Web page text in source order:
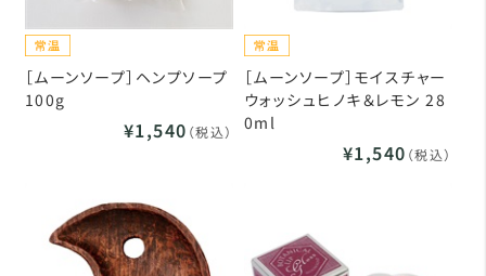
［ムーンソープ］ヘンプソープ
100g
¥1,540 （税込）
［ムーンソープ］モイスチャー
ウォッシュヒノキ＆レモン 28
0ml
¥1,540 （税込）